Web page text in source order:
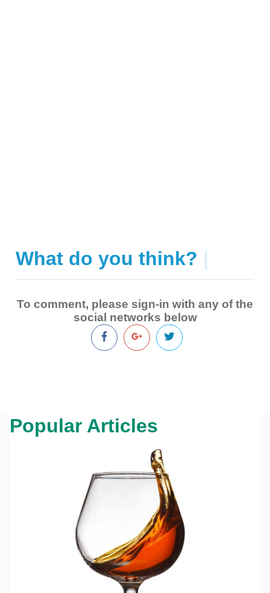
What do you think? |
To comment, please sign-in with any of the
social networks below
Popular Articles